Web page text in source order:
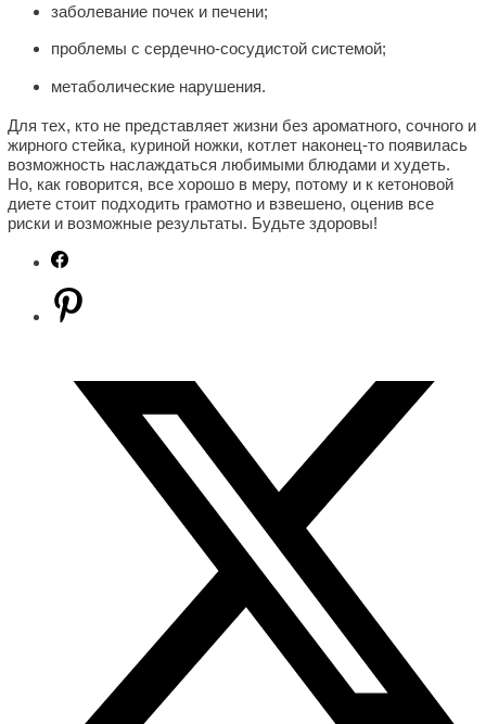
заболевание почек и печени;
проблемы с сердечно-сосудистой системой;
метаболические нарушения.
Для тех, кто не представляет жизни без ароматного, сочного и
жирного стейка, куриной ножки, котлет наконец-то появилась
возможность наслаждаться любимыми блюдами и худеть.
Но, как говорится, все хорошо в меру, потому и к кетоновой
диете стоит подходить грамотно и взвешено, оценив все
риски и возможные результаты. Будьте здоровы!